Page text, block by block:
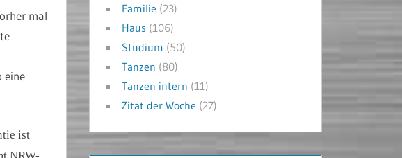
mal
eine
ist
NRW-
Familie (23)
Haus (106)
Studium (50)
Tanzen (80)
Tanzen intern (11)
Zitat der Woche (27)